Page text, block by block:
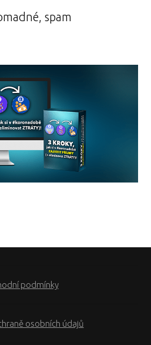
spam
podmínky
osobních údajů